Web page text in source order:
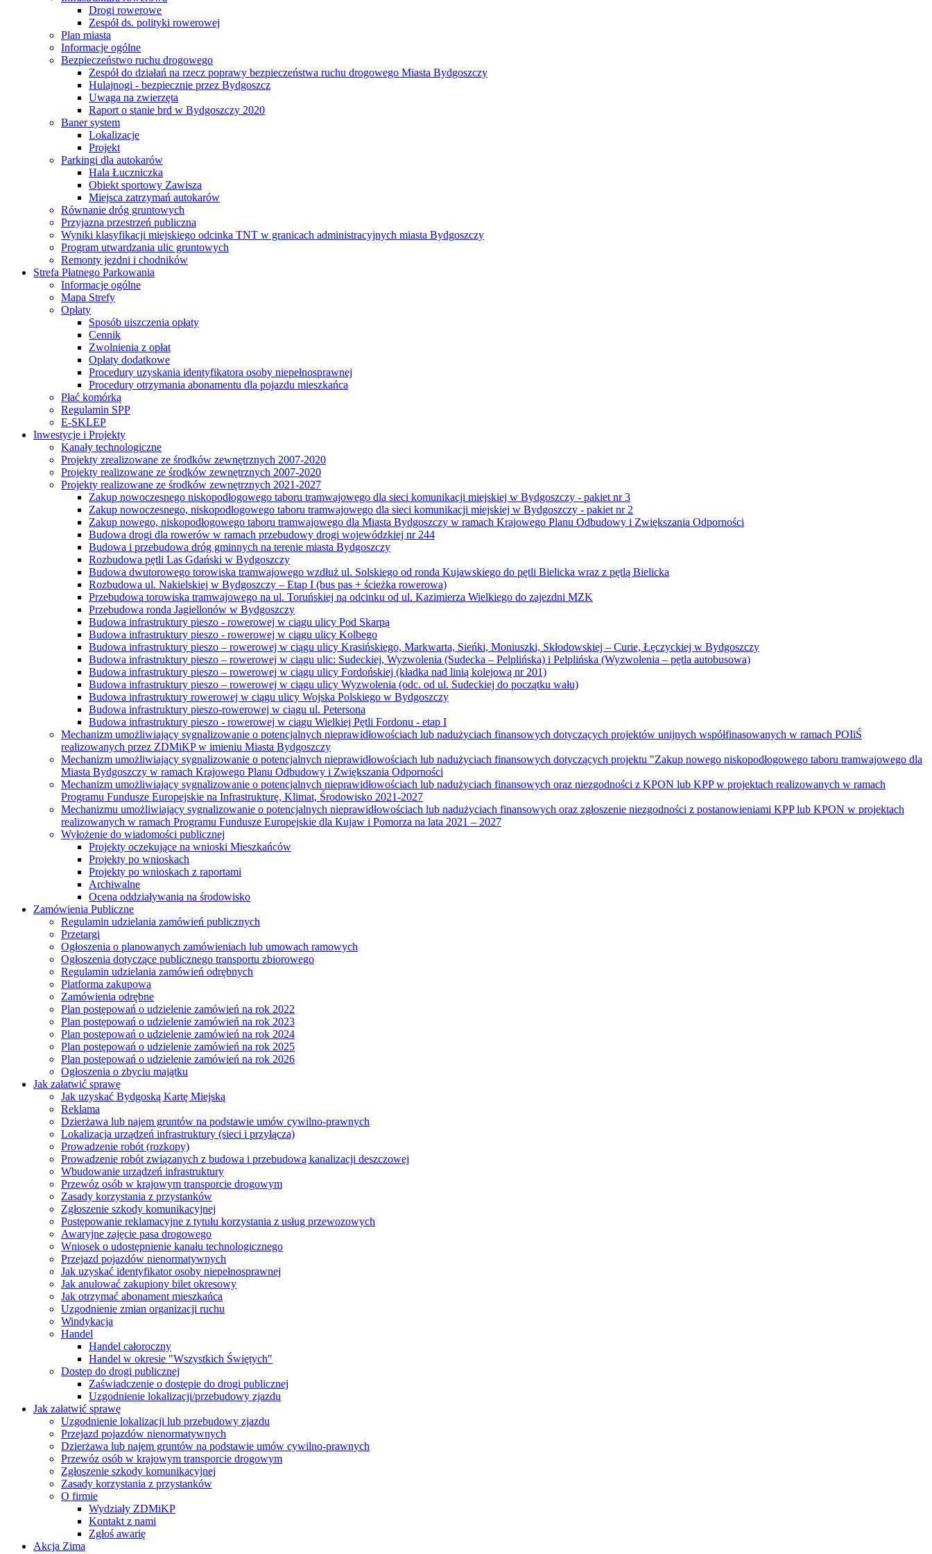
Drogi rowerowe
Zespół ds. polityki rowerowej
Plan miasta
Informacje ogólne
Bezpieczeństwo ruchu drogowego
Zespół do działań na rzecz poprawy bezpieczeństwa ruchu drogowego Miasta Bydgoszczy
Hulajnogi - bezpiecznie przez Bydgoszcz
Uwaga na zwierzęta
Raport o stanie brd w Bydgoszczy 2020
Baner system
Lokalizacje
Projekt
Parkingi dla autokarów
Hala Łuczniczka
Obiekt sportowy Zawisza
Miejsca zatrzymań autokarów
Równanie dróg gruntowych
Przyjazna przestrzeń publiczna
Wyniki klasyfikacji miejskiego odcinka TNT w granicach administracyjnych miasta Bydgoszczy
Program utwardzania ulic gruntowych
Remonty jezdni i chodników
Strefa Płatnego Parkowania
Informacje ogólne
Mapa Strefy
Opłaty
Sposób uiszczenia opłaty
Cennik
Zwolnienia z opłat
Opłaty dodatkowe
Procedury uzyskania identyfikatora osoby niepełnosprawnej
Procedury otrzymania abonamentu dla pojazdu mieszkańca
Płać komórką
Regulamin SPP
E-SKLEP
Inwestycje i Projekty
Kanały technologiczne
Projekty zrealizowane ze środków zewnętrznych 2007-2020
Projekty realizowane ze środków zewnętrznych 2007-2020
Projekty realizowane ze środków zewnętrznych 2021-2027
Zakup nowoczesnego niskopodłogowego taboru tramwajowego dla sieci komunikacji miejskiej w Bydgoszczy - pakiet nr 3
Zakup nowoczesnego, niskopodłogowego taboru tramwajowego dla sieci komunikacji miejskiej w Bydgoszczy - pakiet nr 2
Zakup nowego, niskopodłogowego taboru tramwajowego dla Miasta Bydgoszczy w ramach Krajowego Planu Odbudowy i Zwiększania Odporności
Budowa drogi dla rowerów w ramach przebudowy drogi wojewódzkiej nr 244
Budowa i przebudowa dróg gminnych na terenie miasta Bydgoszczy
Rozbudowa pętli Las Gdański w Bydgoszczy
Budowa dwutorowego torowiska tramwajowego wzdłuż ul. Solskiego od ronda Kujawskiego do pętli Bielicka wraz z pętlą Bielicka
Rozbudowa ul. Nakielskiej w Bydgoszczy – Etap I (bus pas + ścieżka rowerowa)
Przebudowa torowiska tramwajowego na ul. Toruńskiej na odcinku od ul. Kazimierza Wielkiego do zajezdni MZK
Przebudowa ronda Jagiellonów w Bydgoszczy
Budowa infrastruktury pieszo - rowerowej w ciągu ulicy Pod Skarpą
Budowa infrastruktury pieszo - rowerowej w ciągu ulicy Kolbego
Budowa infrastruktury pieszo – rowerowej w ciągu ulicy Krasińskiego, Markwarta, Sieńki, Moniuszki, Skłodowskiej – Curie, Łęczyckiej w Bydgoszczy
Budowa infrastruktury pieszo – rowerowej w ciągu ulic: Sudeckiej, Wyzwolenia (Sudecka – Pelplińska) i Pelplińska (Wyzwolenia – pętla autobusowa)
Budowa infrastruktury pieszo – rowerowej w ciągu ulicy Fordońskiej (kładka nad linią kolejową nr 201)
Budowa infrastruktury pieszo – rowerowej w ciągu ulicy Wyzwolenia (odc. od ul. Sudeckiej do początku wału)
Budowa infrastruktury rowerowej w ciągu ulicy Wojska Polskiego w Bydgoszczy
Budowa infrastruktury pieszo-rowerowej w ciągu ul. Petersona
Budowa infrastruktury pieszo - rowerowej w ciągu Wielkiej Pętli Fordonu - etap I
Mechanizm umożliwiający sygnalizowanie o potencjalnych nieprawidłowościach lub nadużyciach finansowych dotyczących projektów unijnych współfinasowanych w ramach POIiŚ
realizowanych przez ZDMiKP w imieniu Miasta Bydgoszczy
Mechanizm umożliwiający sygnalizowanie o potencjalnych nieprawidłowościach lub nadużyciach finansowych dotyczących projektu "Zakup nowego niskopodłogowego taboru tramwajowego dla
Miasta Bydgoszczy w ramach Krajowego Planu Odbudowy i Zwiększania Odporności
Mechanizm umożliwiający sygnalizowanie o potencjalnych nieprawidłowościach lub nadużyciach finansowych oraz niezgodności z KPON lub KPP w projektach realizowanych w ramach
Programu Fundusze Europejskie na Infrastrukturę, Klimat, Środowisko 2021-2027
Mechanizmu umożliwiający sygnalizowanie o potencjalnych nieprawidłowościach lub nadużyciach finansowych oraz zgłoszenie niezgodności z postanowieniami KPP lub KPON w projektach
realizowanych w ramach Programu Fundusze Europejskie dla Kujaw i Pomorza na lata 2021 – 2027
Wyłożenie do wiadomości publicznej
Projekty oczekujące na wnioski Mieszkańców
Projekty po wnioskach
Projekty po wnioskach z raportami
Archiwalne
Ocena oddziaływania na środowisko
Zamówienia Publiczne
Regulamin udzielania zamówień publicznych
Przetargi
Ogłoszenia o planowanych zamówieniach lub umowach ramowych
Ogłoszenia dotyczące publicznego transportu zbiorowego
Regulamin udzielania zamówień odrębnych
Platforma zakupowa
Zamówienia odrębne
Plan postępowań o udzielenie zamówień na rok 2022
Plan postępowań o udzielenie zamówień na rok 2023
Plan postępowań o udzielenie zamówień na rok 2024
Plan postępowań o udzielenie zamówień na rok 2025
Plan postępowań o udzielenie zamówień na rok 2026
Ogłoszenia o zbyciu majątku
Jak załatwić sprawę
Jak uzyskać Bydgoską Kartę Miejską
Reklama
Dzierżawa lub najem gruntów na podstawie umów cywilno-prawnych
Lokalizacja urządzeń infrastruktury (sieci i przyłącza)
Prowadzenie robót (rozkopy)
Prowadzenie robót związanych z budowa i przebudową kanalizacji deszczowej
Wbudowanie urządzeń infrastruktury
Przewóz osób w krajowym transporcie drogowym
Zasady korzystania z przystanków
Zgłoszenie szkody komunikacyjnej
Postępowanie reklamacyjne z tytułu korzystania z usług przewozowych
Awaryjne zajęcie pasa drogowego
Wniosek o udostępnienie kanału technologicznego
Przejazd pojazdów nienormatywnych
Jak uzyskać identyfikator osoby niepełnosprawnej
Jak anulować zakupiony bilet okresowy
Jak otrzymać abonament mieszkańca
Uzgodnienie zmian organizacji ruchu
Windykacja
Handel
Handel całoroczny
Handel w okresie "Wszystkich Świętych"
Dostęp do drogi publicznej
Zaświadczenie o dostępie do drogi publicznej
Uzgodnienie lokalizacji/przebudowy zjazdu
Jak załatwić sprawę
Uzgodnienie lokalizacji lub przebudowy zjazdu
Przejazd pojazdów nienormatywnych
Dzierżawa lub najem gruntów na podstawie umów cywilno-prawnych
Przewóz osób w krajowym transporcie drogowym
Zgłoszenie szkody komunikacyjnej
Zasady korzystania z przystanków
O firmie
Wydziały ZDMiKP
Kontakt z nami
Zgłoś awarię
Akcja Zima